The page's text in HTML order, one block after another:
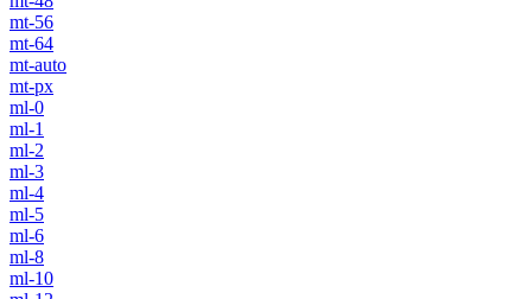
mt-56
mt-64
mt-auto
mt-px
ml-0
ml-1
ml-2
ml-3
ml-4
ml-5
ml-6
ml-8
ml-10